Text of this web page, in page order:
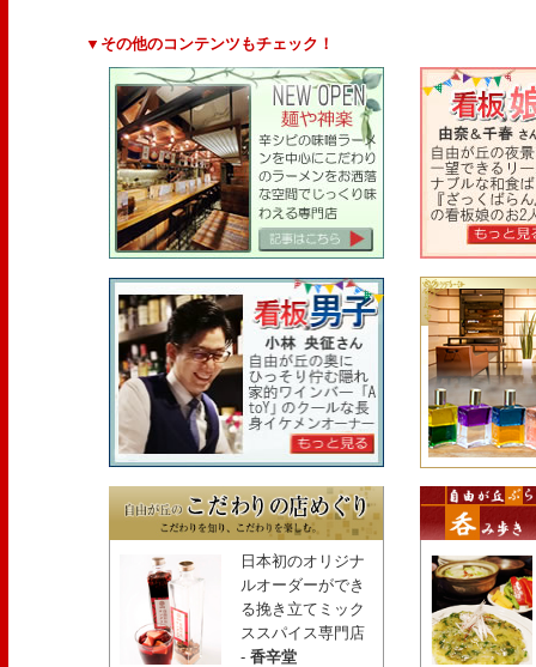
▼その他のコンテンツもチェック！
日本初のオリジナ
ルオーダーができ
る挽き立てミック
ススパイス専門店
- 香辛堂